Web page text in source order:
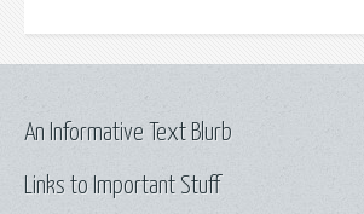
Links to Important Stuff
An Informative Text Blurb